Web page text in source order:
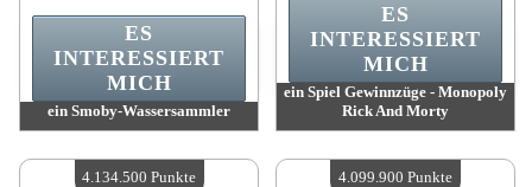
ein Smoby-Wassersammler
Verfügbare Menge:4
ES
INTERESSIERT
MICH
ein Spiel Gewinnzüge - Monopoly
Rick And Morty
Verfügbare Menge:4
ES
INTERESSIERT
MICH
4.134.500 Punkte 4.099.900 Punkte